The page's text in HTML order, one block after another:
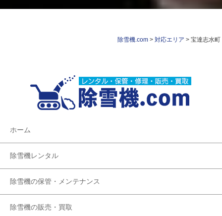
除雪機.com > 対応エリア > 宝達志水町
ホーム
除雪機レンタル
除雪機の保管・メンテナンス
除雪機の販売・買取